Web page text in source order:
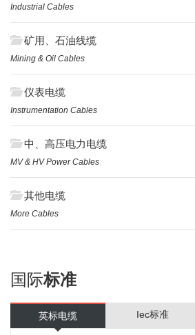
Industrial Cables
矿用、石油线缆
Mining & Oil Cables
仪表电缆
Instrumentation Cables
中、高压电力电缆
MV & HV Power Cables
其他电缆
More Cables
国际标准
英标电缆 Iec标准